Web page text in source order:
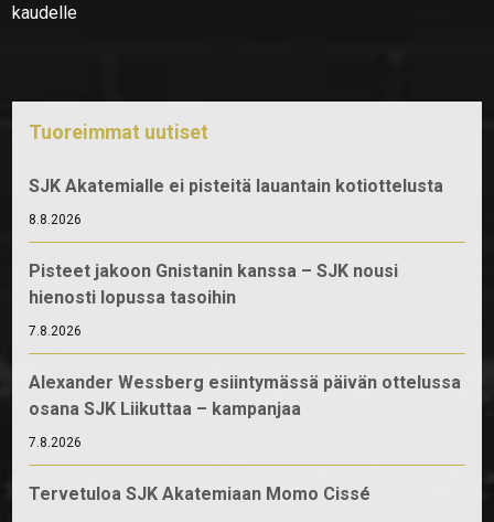
kaudelle
Tuoreimmat uutiset
SJK Akatemialle ei pisteitä lauantain kotiottelusta
8.8.2026
Pisteet jakoon Gnistanin kanssa – SJK nousi
hienosti lopussa tasoihin
7.8.2026
Alexander Wessberg esiintymässä päivän ottelussa
osana SJK Liikuttaa – kampanjaa
7.8.2026
Tervetuloa SJK Akatemiaan Momo Cissé